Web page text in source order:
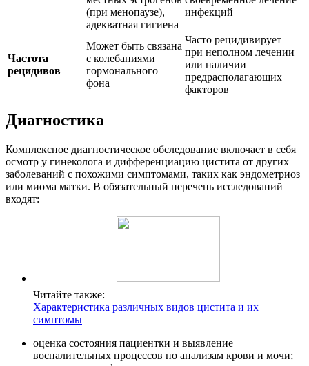
(при менопаузе),
адекватная гигиена
инфекций
Частота
рецидивов
Может быть связана
с колебаниями
гормонального
фона
Часто рецидивирует
при неполном лечении
или наличии
предрасполагающих
факторов
Диагностика
Комплексное диагностическое обследование включает в себя
осмотр у гинеколога и дифференциацию цистита от других
заболеваний с похожими симптомами, таких как эндометриоз
или миома матки. В обязательный перечень исследований
входят:
Читайте также:
Характеристика различных видов цистита и их
симптомы
оценка состояния пациентки и выявление
воспалительных процессов по анализам крови и мочи;